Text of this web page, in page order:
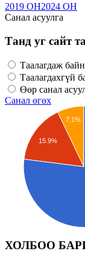
2019 ОН2024 ОН
Санал асуулга
Танд уг сайт
Таалагдаж
Таалагдахгүй
Өөр санал
Санал өгөх
7.1%
15.9%
ХОЛБОО